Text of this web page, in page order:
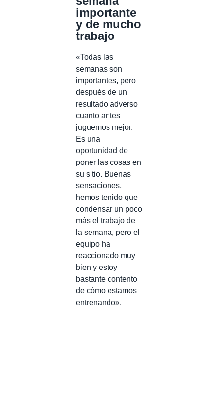
importante
y de mucho
trabajo
«Todas las
semanas son
importantes, pero
después de un
resultado adverso
cuanto antes
juguemos mejor.
Es una
oportunidad de
poner las cosas en
su sitio. Buenas
sensaciones,
hemos tenido que
condensar un poco
más el trabajo de
la semana, pero el
equipo ha
reaccionado muy
bien y estoy
bastante contento
de cómo estamos
entrenando».